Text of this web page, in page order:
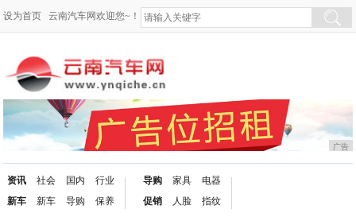
设为首页 云南汽车网欢迎您~！
广告
资讯
新车
社会
新车
国内
导购
行业
保养
导购
促销
家具
人脸
电器
指纹